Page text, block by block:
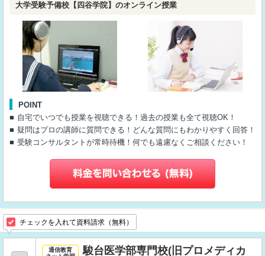
大学受験予備校【四谷学院】のオンライン授業
POINT
自宅でいつでも授業を視聴できる！過去の授業も全て視聴OK！
疑問はプロの講師に質問できる！どんな質問にもわかりやすく回答！
受験コンサルタントが常時待機！何でも遠慮なくご相談ください！
チェックを入れて資料請求（無料）
通信教育
駿台医学部専門校(旧プロメディカ